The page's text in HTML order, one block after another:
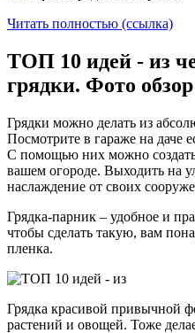
Читать полностью (ссылка)
ТОП 10 идей - из
грядки. Фото обзор
Грядки можно делать из
Посмотрите в гараже на даче
С помощью них можно
вашем огороде. Выходить на
наслаждение от своих
Грядка-парник – удобное и
чтобы сделать такую, вам
пленка.
Грядка красивой привычной
растений и овощей. Тоже